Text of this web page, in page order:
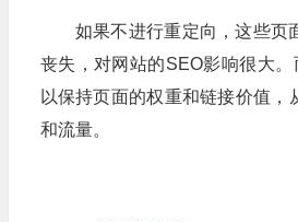
如果不进行重定向，这些页
丧失，对网站的SEO影响很大
以保持页面的权重和链接价值，
和流量。